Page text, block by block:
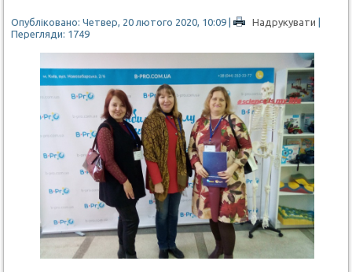
Опубліковано: Четвер, 20 лютого 2020, 10:09 | Надрукувати |
Перегляди: 1749